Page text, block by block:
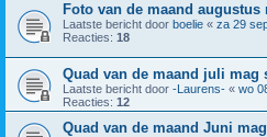
Foto van de maand
Laatste bericht door boelie « za 29
Reacties: 18
Quad van de maand juli mag
Laatste bericht door -Laurens- « wo
Reacties: 12
Quad van de maand Juni